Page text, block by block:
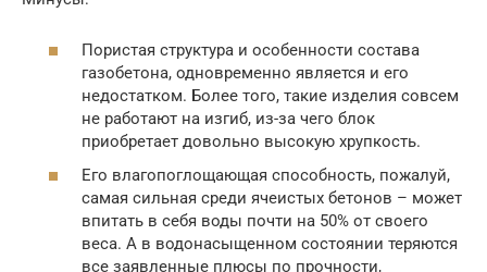
Пористая структура и особенности состава
газобетона, одновременно является и его
недостатком. Более того, такие изделия совсем
не работают на изгиб, из-за чего блок
приобретает довольно высокую хрупкость.
Его влагопоглощающая способность, пожалуй,
самая сильная среди ячеистых бетонов – может
впитать в себя воды почти на 50% от своего
веса. А в водонасыщенном состоянии теряются
все заявленные плюсы по прочности,